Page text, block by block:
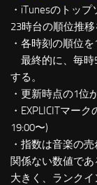
・iTunesのトッ
23時台の順位推移
・各時刻の順位を
最終的に、毎時
する。
・更新時点の1位
・EXPLICITマー
19:00〜)
・指数は音楽の
関係ない数値で
大きく、ランク